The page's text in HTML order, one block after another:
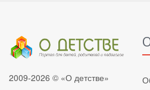
2009-2026 © «О детстве»